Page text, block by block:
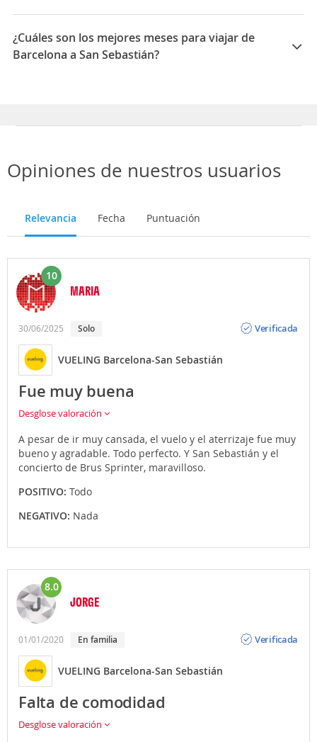
La duración media para viajar entre Barcelona y San
Sebastián es 01:15
¿Cuáles son los mejores meses para viajar de
Barcelona a San Sebastián?
Opiniones de nuestros usuarios
Relevancia Fecha Puntuación
10
MARIA
30/06/2025 Solo
Verificada
VUELING Barcelona-San Sebastián
Fue muy buena
Desglose valoración
A pesar de ir muy cansada, el vuelo y el aterrizaje fue muy
bueno y agradable. Todo perfecto. Y San Sebastián y el
concierto de Brus Sprinter, maravilloso.
POSITIVO: Todo
NEGATIVO: Nada
8.0
JORGE
01/01/2020 En familia
Verificada
VUELING Barcelona-San Sebastián
Falta de comodidad
Desglose valoración